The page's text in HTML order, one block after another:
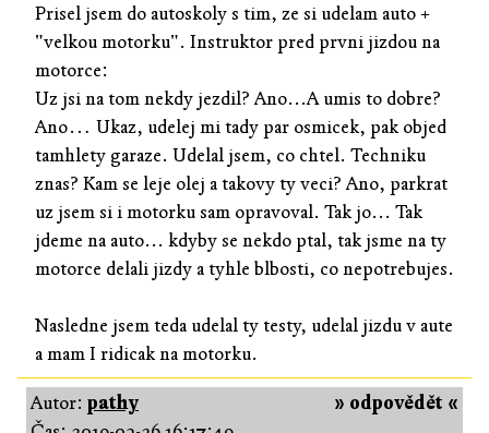
Prisel jsem do autoskoly s tim, ze si udelam auto +
"velkou motorku". Instruktor pred prvni jizdou na
motorce:
Uz jsi na tom nekdy jezdil? Ano...A umis to dobre?
Ano… Ukaz, udelej mi tady par osmicek, pak objed
tamhlety garaze. Udelal jsem, co chtel. Techniku
znas? Kam se leje olej a takovy ty veci? Ano, parkrat
uz jsem si i motorku sam opravoval. Tak jo... Tak
jdeme na auto... kdyby se nekdo ptal, tak jsme na ty
motorce delali jizdy a tyhle blbosti, co nepotrebujes.
Nasledne jsem teda udelal ty testy, udelal jizdu v aute
a mam I ridicak na motorku.
» odpovědět «
Autor: pathy